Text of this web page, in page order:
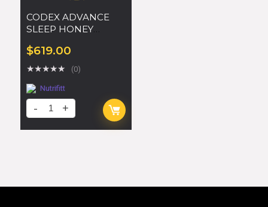
CODEX ADVANCE
SLEEP HONEY
$619.00
★★★★★ (0)
Nutrifitt